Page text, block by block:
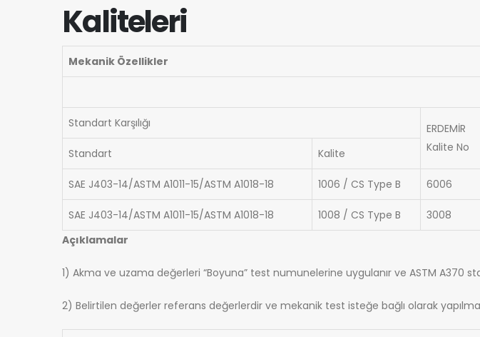
Kaliteleri
Mekanik Özellikler
Standart Karşılığı
ERDEMİR
Kalite No
Standart
Kalite
SAE J403-14/ASTM A1011-15/ASTM A1018-18 1006 / CS Type B 6006
SAE J403-14/ASTM A1011-15/ASTM A1018-18 1008 / CS Type B 3008
Açıklamalar
1) Akma ve uzama değerleri “Boyuna” test numunelerine uygulanır ve ASTM A370
2) Belirtilen değerler referans değerlerdir ve mekanik test isteğe bağlı olarak